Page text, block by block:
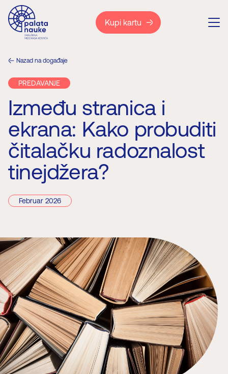
Kupi kartu
Nazad na događaje
PREDAVANJE
Između stranica i
ekrana: Kako probuditi
čitalačku radoznalost
tinejdžera?
Februar 2026